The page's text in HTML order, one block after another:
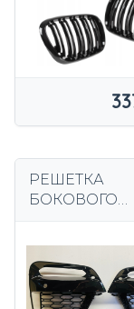
РЕШЕТКА
БОКОВОГО
КРАСКА BMW
G01 G02